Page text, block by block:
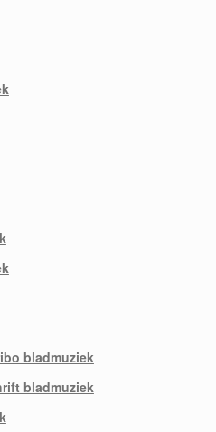
bladmuziek
bladmuziek